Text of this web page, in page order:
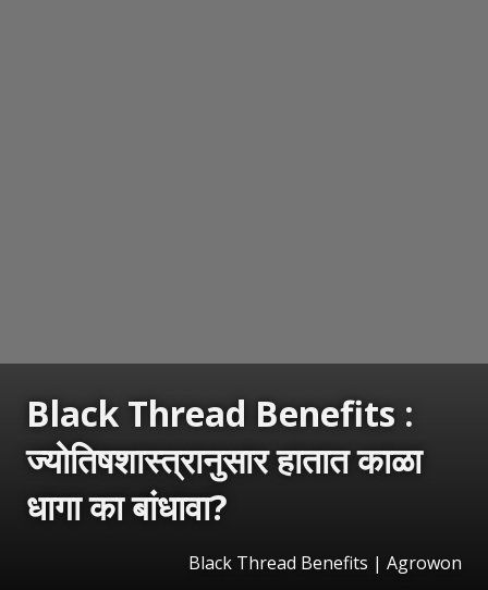
Black Thread Benefits :
ज्योतिषशास्त्रानुसार हातात काळा
धागा का बांधावा?
Black Thread Benefits | Agrowon